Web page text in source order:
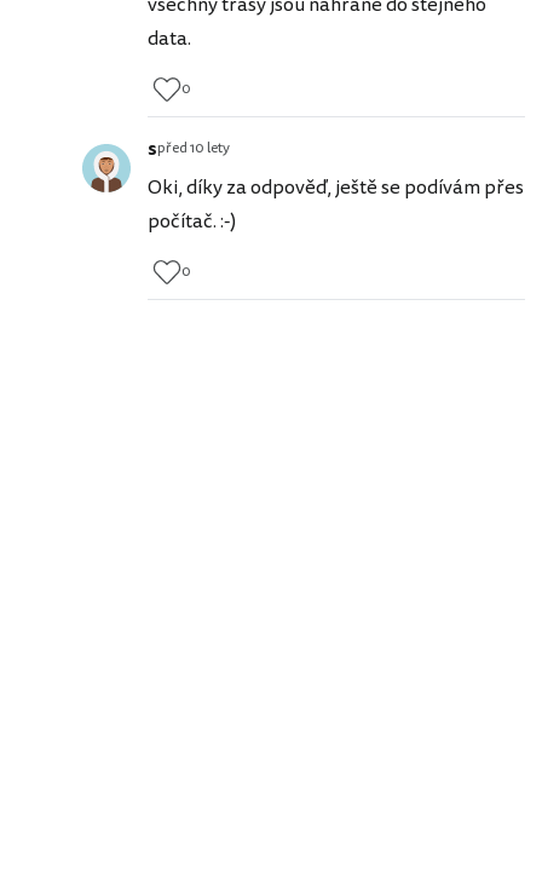
data.
0
spřed 10 lety
Oki, díky za odpověď, ještě se podívám přes
počítač. :-)
0